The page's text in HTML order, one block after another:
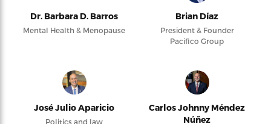
Dr. Barbara D. Barros
Mental Health & Menopause
Brian Díaz
President & Founder
Pacifico Group
José Julio Aparicio
Politics and law
Carlos Johnny Méndez
Núñez